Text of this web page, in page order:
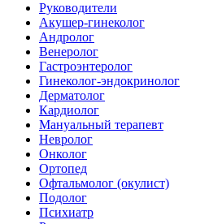
Руководители
Акушер-гинеколог
Андролог
Венеролог
Гастроэнтеролог
Гинеколог-эндокринолог
Дерматолог
Кардиолог
Мануальный терапевт
Невролог
Онколог
Ортопед
Офтальмолог (окулист)
Подолог
Психиатр